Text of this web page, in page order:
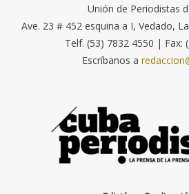
Unión de Periodistas
Ave. 23 # 452 esquina a I, Vedado,
Telf. (53) 7832 4550 | Fax:
Escríbanos a